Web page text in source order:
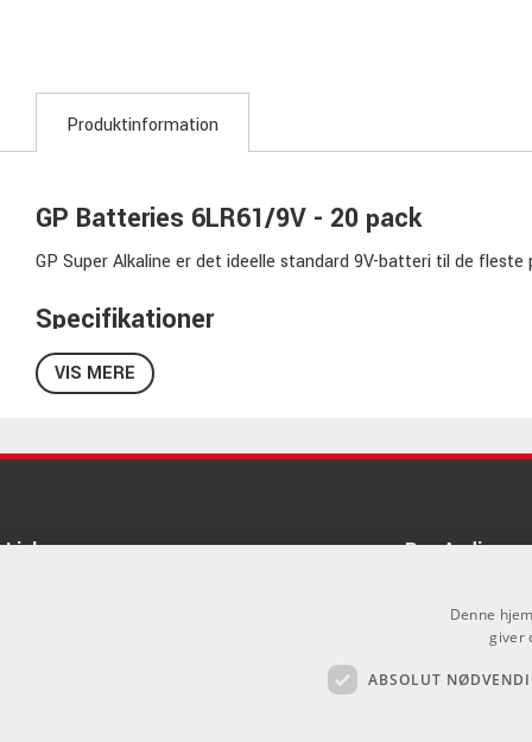
Produktinformation
GP Batteries 6LR61/9V - 20 pack
GP Super Alkaline er det ideelle standard 9V-batteri til de
Specifikationer
20 stk 9V alkaline batterier
Leveres i display-kasse
VIS MERE
Links Pro Audio
Denne
giver
ABSOLUT